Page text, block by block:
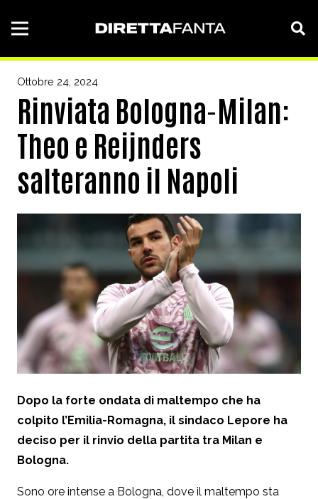
Ottobre 24, 2024
Rinviata Bologna-Milan:
Theo e Reijnders
salteranno il Napoli
Dopo la forte ondata di maltempo che ha
colpito l’Emilia-Romagna, il sindaco Lepore ha
deciso per il rinvio della partita tra Milan e
Bologna.
Sono ore intense a Bologna, dove il maltempo sta